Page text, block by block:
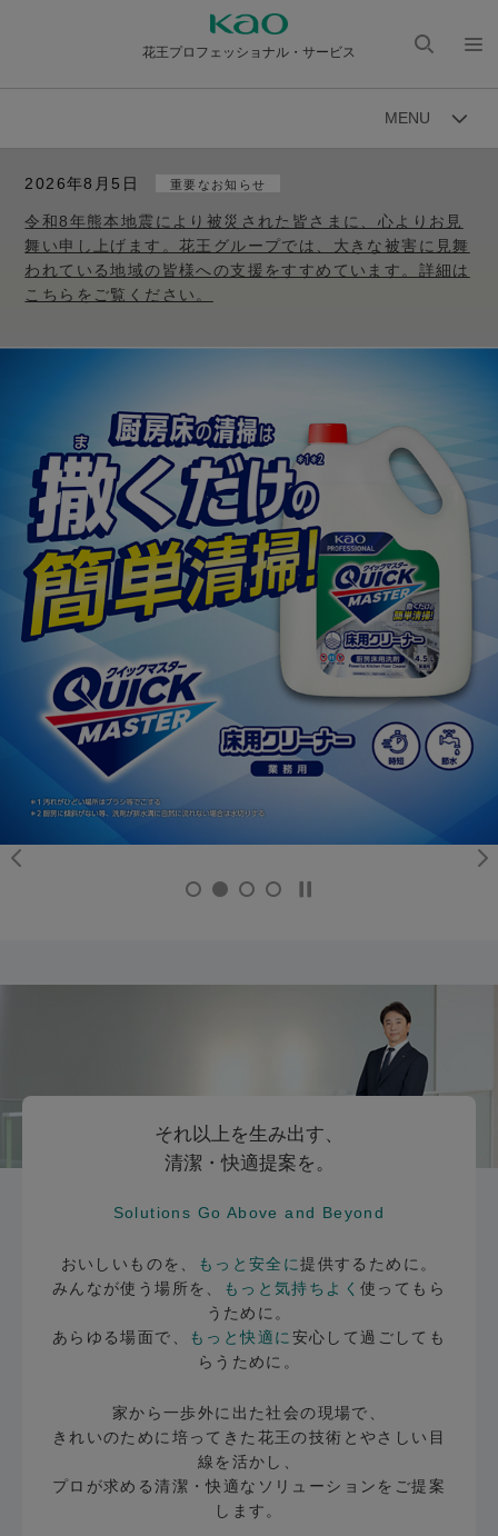
花王プロフェッショナル・サービス
く
MENU
2026年8月5日 重要なお知らせ
令和8年熊本地震により被災された皆さまに、心よりお見
舞い申し上げます。花王グループでは、大きな被害に見舞
われている地域の皆様への支援をすすめています。詳細は
こちらをご覧ください。
それ以上を生み出す、
清潔・快適提案を。
Solutions Go Above and Beyond
おいしいものを、 もっと安全に提供するために。
みんなが使う場所を、
もっと気持ちよく使ってもら
うために。
あらゆる場面で、
もっと快適に安心して過ごしても
らうために。
家から一歩外に出た社会の現場で、
きれいのために培ってきた花王の技術とやさしい目
線を活かし、
プロが求める清潔・快適なソリューションをご提案
します。